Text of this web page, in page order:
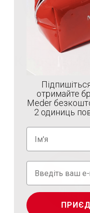
отримайте
Meder
2 одиниць